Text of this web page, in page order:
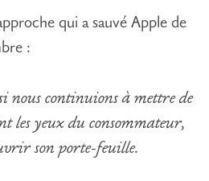
qui a sauvé Apple de
:
nous continuions à mettre de
les yeux du consommateur,
son porte-feuille.